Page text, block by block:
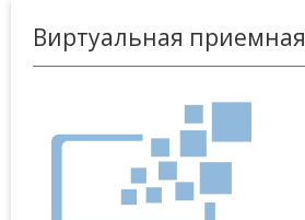
Виртуальная приемная